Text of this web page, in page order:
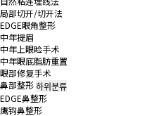
局部切开/切开法
EDGE眼角整形
中年提眉
中年上眼睑手术
中年眼底脂肪重置
眼部修复手术
鼻部整形하위분류
EDGE鼻整形
鹰钩鼻整形